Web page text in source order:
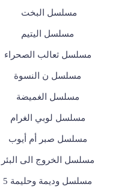
مسلسل البخت
مسلسل اليتيم
مسلسل ثعالب الصحراء
مسلسل ن النسوة
مسلسل الغميضة
مسلسل لوبي الغرام
مسلسل صبر أم أيوب
مسلسل الخروج الى البئر
مسلسل وديمة وحليمة 5